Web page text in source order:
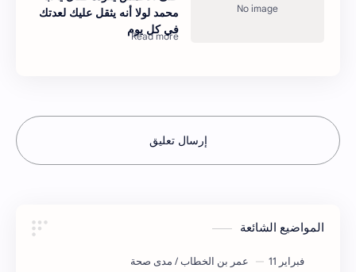
محمد لولا أنه يثقل عليك لعدتك
في كل يوم
إرسال تعليق
المواضيع الشائعة